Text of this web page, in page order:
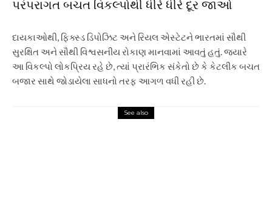
પરંપરાગત બચત વિકલ્પોથી ધીરે ધીરે દૂર જાઓ
દાયકાઓથી, ફિક્સ્ડ ડિપોઝિટ અને રિયલ એસ્ટેટને ભારતમાં સૌથી
સુરક્ષિત અને સૌથી વિશ્વસનીય રોકાણ માનવામાં આવતું હતું. જ્યારે
આ વિકલ્પો લોકપ્રિય રહે છે, ત્યાં પ્રારંભિક સંકેતો છે કે કેટલીક બચત
બજાર સાથે જોડાયેલા સાધનો તરફ આગળ વધી રહી છે.
See also